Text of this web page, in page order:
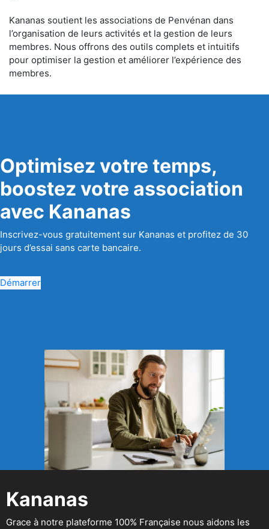
Kananas soutient les associations de Penvénan dans
l’organisation de leurs activités et la gestion de leurs
membres. Nous offrons des outils complets et intuitifs
pour optimiser la gestion et améliorer l’expérience des
membres.
Optimisez votre temps,
boostez votre association
avec Kananas
Inscrivez-vous gratuitement sur Kananas et profitez de 30
jours d’essai sans carte bancaire.
Démarrer
Kananas
Grace à notre plateforme 100% Française nous aidons les